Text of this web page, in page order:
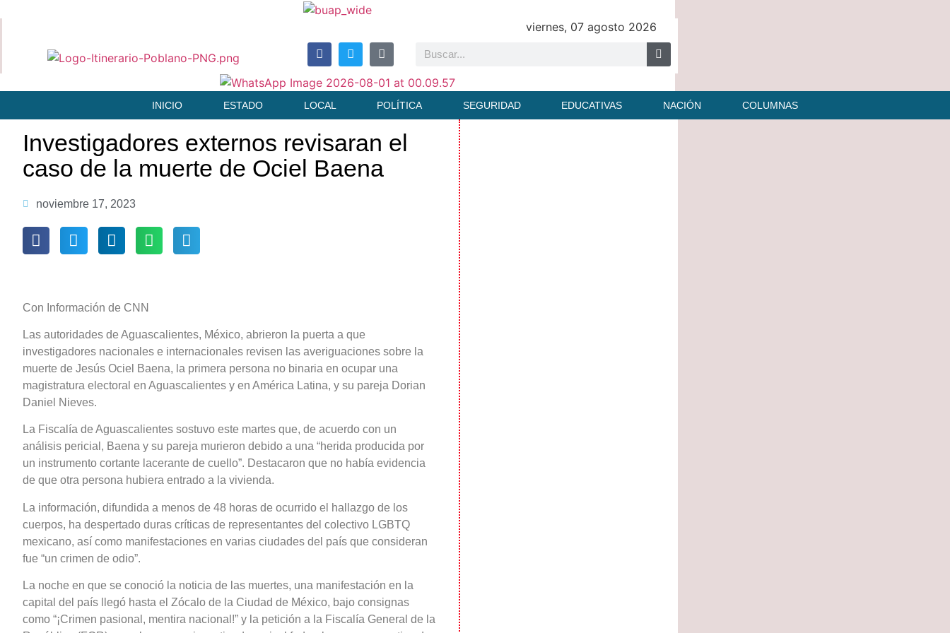
viernes, 07 agosto 2026
INICIO ESTADO LOCAL POLÍTICA SEGURIDAD EDUCATIVAS NACIÓN COLUMNAS
Investigadores externos revisaran el
caso de la muerte de Ociel Baena
noviembre 17, 2023
Con Información de CNN
Las autoridades de Aguascalientes, México, abrieron la puerta a que
investigadores nacionales e internacionales revisen las averiguaciones sobre la
muerte de Jesús Ociel Baena, la primera persona no binaria en ocupar una
magistratura electoral en Aguascalientes y en América Latina, y su pareja Dorian
Daniel Nieves.
La Fiscalía de Aguascalientes sostuvo este martes que, de acuerdo con un
análisis pericial, Baena y su pareja murieron debido a una “herida producida por
un instrumento cortante lacerante de cuello”. Destacaron que no había evidencia
de que otra persona hubiera entrado a la vivienda.
La información, difundida a menos de 48 horas de ocurrido el hallazgo de los
cuerpos, ha despertado duras críticas de representantes del colectivo LGBTQ
mexicano, así como manifestaciones en varias ciudades del país que consideran
fue “un crimen de odio”.
La noche en que se conoció la noticia de las muertes, una manifestación en la
capital del país llegó hasta el Zócalo de la Ciudad de México, bajo consignas
como “¡Crimen pasional, mentira nacional!” y la petición a la Fiscalía General de la